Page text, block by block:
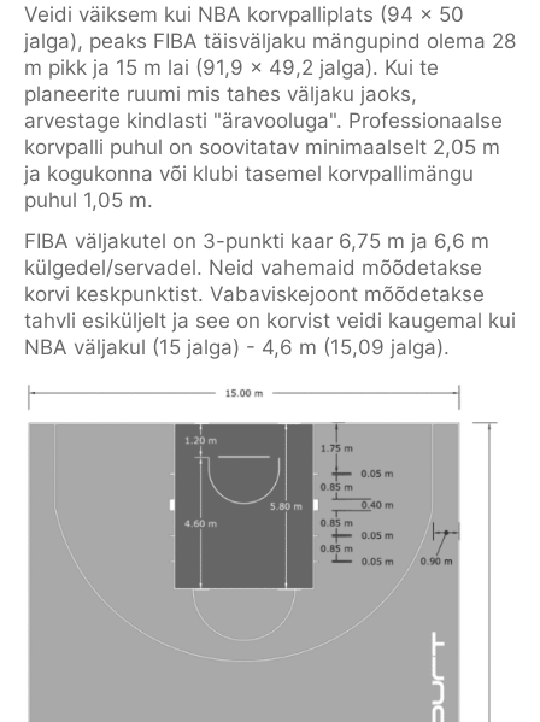
Veidi väiksem kui NBA korvpalliplats (94 x 50
jalga), peaks FIBA täisväljaku mängupind olema 28
m pikk ja 15 m lai (91,9 x 49,2 jalga). Kui te
planeerite ruumi mis tahes väljaku jaoks,
arvestage kindlasti "äravooluga". Professionaalse
korvpalli puhul on soovitatav minimaalselt 2,05 m
ja kogukonna või klubi tasemel korvpallimängu
puhul 1,05 m.
FIBA väljakutel on 3-punkti kaar 6,75 m ja 6,6 m
külgedel/servadel. Neid vahemaid mõõdetakse
korvi keskpunktist. Vabaviskejoont mõõdetakse
tahvli esiküljelt ja see on korvist veidi kaugemal kui
NBA väljakul (15 jalga) - 4,6 m (15,09 jalga).